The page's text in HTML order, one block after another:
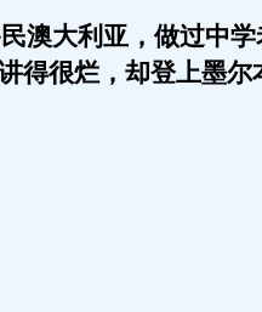
澳大利亚，做过中
得很烂，却登上墨尔